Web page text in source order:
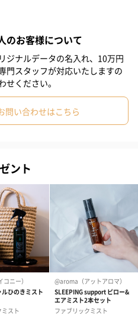
り爽やかな香りでひんやり心
すみ前のパジャマやシーツ、枕
良い冷涼感が得られます。 衣類
すい部分に吹きかけると効果
使用しないでください。
。Beauwell（ビューウェル）の
り冷感だけでなく、消臭・除
類やシーツにぴったりです。
半 #20代後半 #30代
代 #80代 #90代
のお客様について
ジナルデータの名入れ、10万円
門スタッフが対応いたしますの
ください。
問い合わせはこちら
ント